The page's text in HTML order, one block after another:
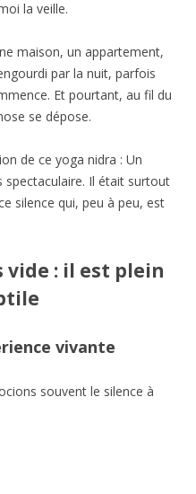
la veille.
maison, un appartement,
par la nuit, parfois
Et pourtant, au fil du
se dépose.
de ce yoga nidra : Un
spectaculaire. Il était surtout
silence qui, peu à peu, est
vide : il est plein
vivante
souvent le silence à